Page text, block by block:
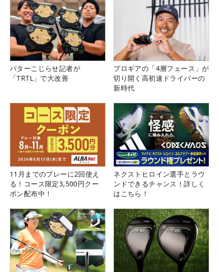
パターこじらせ記者が
「TRTL」で大改善
プロギアの「4層フェース」が
切り開く高初速ドライバーの
新時代
11月までのプレーに2回使え
る！コース限定3,500円クー
ポン配布中！
ネクストヒロイン選手とラウ
ンドできるチャンス！詳しく
はこちら！